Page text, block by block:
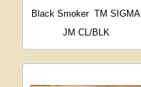
Black Smoker TM SIGMA
JM CL/BLK